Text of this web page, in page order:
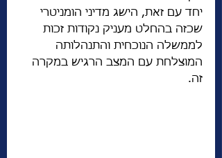
יחד עם זאת, הישג מדיני הומניטרי
שכזה בהחלט מעניק נקודות זכות
לממשלה הנוכחית והתנהלותה
המוצלחת עם המצב הרגיש במקרה
זה.